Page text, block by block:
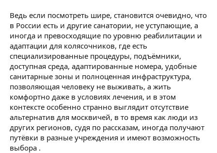
Ведь если посмотреть шире, становится очевидно, что
в России есть и другие санатории, не уступающие, а
иногда и превосходящие по уровню реабилитации и
адаптации для колясочников, где есть
специализированные процедуры, подъёмники,
доступная среда, адаптированные номера, удобные
санитарные зоны и полноценная инфраструктура,
позволяющая человеку не выживать, а жить
комфортно даже в условиях лечения, и в этом
контексте особенно странно выглядит отсутствие
альтернатив для москвичей, в то время как люди из
других регионов, судя по рассказам, иногда получают
путёвки в разные учреждения и имеют возможность
выбора .